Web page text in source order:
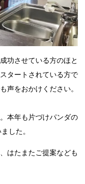
功させている方のほと
タートされている方で
声をおかけください。
本年も片づけパンダの
した。
はたまたご提案なども